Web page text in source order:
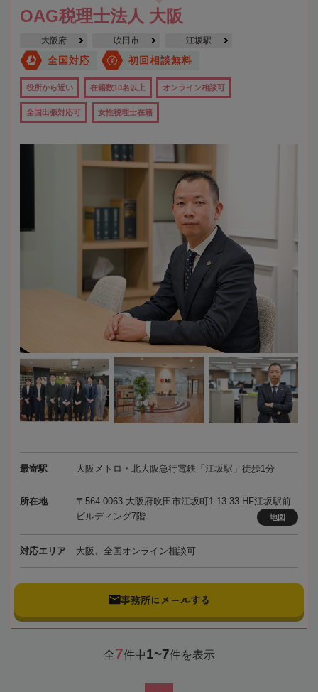
OAG税理士法人 大阪
大阪府 吹田市 江坂駅
全国対応 初回相談無料
役所から近い 在籍数10名以上 オンライン相談可
全国出張対応可 女性税理士在籍
最寄駅 大阪メトロ・北大阪急行電鉄「江坂駅」徒歩1分
所在地
〒564-0063 大阪府吹田市江坂町1-13-33 HF江坂駅前
ビルディング7階
地図
対応エリア 大阪、全国オンライン相談可
事務所にメールする
全7件中1~7件を表示